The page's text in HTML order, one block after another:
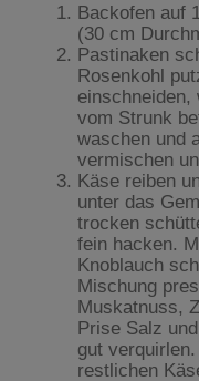
Backofen auf
(30 cm
Pastinaken
Rosenkohl
einschneiden,
vom Strunk
waschen und
vermischen
Käse reiben
unter das
trocken
fein hacken.
Knoblauch
Mischung
Muskatnuss,
Prise Salz
gut
restlichen